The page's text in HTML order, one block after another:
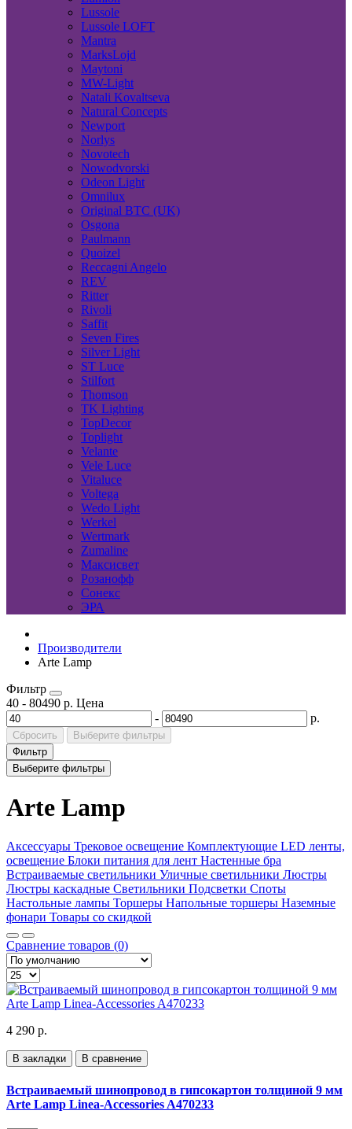
Lussole
Lussole LOFT
Mantra
MarksLojd
Maytoni
MW-Light
Natali Kovaltseva
Natural Concepts
Newport
Norlys
Novotech
Nowodvorski
Odeon Light
Omnilux
Original BTC (UK)
Osgona
Paulmann
Quoizel
Reccagni Angelo
REV
Ritter
Rivoli
Saffit
Seven Fires
Silver Light
ST Luce
Stilfort
Thomson
TK Lighting
TopDecor
Toplight
Velante
Vele Luce
Vitaluce
Voltega
Wedo Light
Werkel
Wertmark
Zumaline
Максисвет
Розанофф
Сонекс
ЭРА
Производители
Arte Lamp
Фильтр
40 - 80490 р. Цена
-
р.
Сбросить
Выберите фильтры
Фильтр
Выберите фильтры
Arte Lamp
Аксессуары Трековое освещение Комплектующие LED ленты,
освещение Блоки питания для лент Настенные бра
Встраиваемые светильники Уличные светильники Люстры
Люстры каскадные Светильники Подсветки Споты
Настольные лампы Торшеры Напольные торшеры Наземные
фонари Товары со скидкой
Сравнение товаров (0)
4 290 р.
В закладки В сравнение
Встраиваемый шинопровод в гипсокартон толщиной 9 мм
Arte Lamp Linea-Accessories A470233